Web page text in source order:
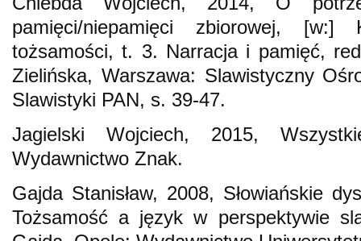
pamięci/niepamięci zbiorowej, [w:]
tożsamości, t. 3. Narracja i pamięć,
Zielińska, Warszawa: Slawistyczny
Slawistyki PAN, s. 39-47.
Jagielski Wojciech, 2015,
Wydawnictwo Znak.
Gajda Stanisław, 2008, Słowiańskie
Tożsamość a język w perspektywie